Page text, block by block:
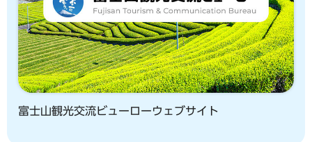
富士山観光交流ビューローウェブサイト